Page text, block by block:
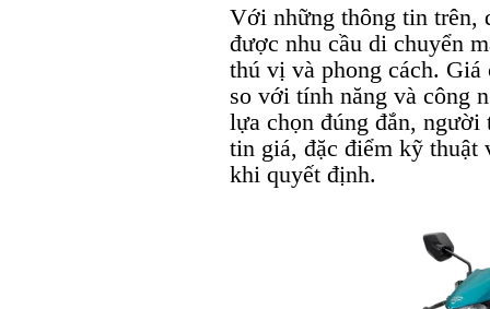
Với những thông tin trên,
được nhu cầu di chuyển
thú vị và phong cách.
so với tính năng và công
lựa chọn đúng đắn, người
tin giá, đặc điểm kỹ thuật
khi quyết định.